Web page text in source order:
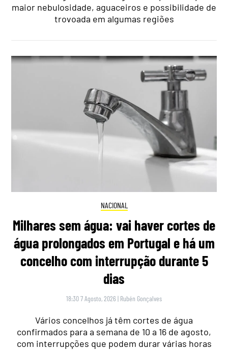
maior nebulosidade, aguaceiros e possibilidade de
trovoada em algumas regiões
NACIONAL
Milhares sem água: vai haver cortes de
água prolongados em Portugal e há um
concelho com interrupção durante 5
dias
18:30 7 Agosto, 2026 | Rubén Gonçalves
Vários concelhos já têm cortes de água
confirmados para a semana de 10 a 16 de agosto,
com interrupções que podem durar várias horas